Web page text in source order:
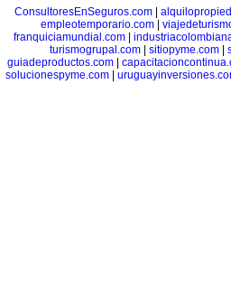
ConsultoresEnSeguros.com
empleotemporario.com|
franquiciamundial.com
turismogrupal.com
sitiopyme.com
guiadeproductos.com|
solucionespyme.com